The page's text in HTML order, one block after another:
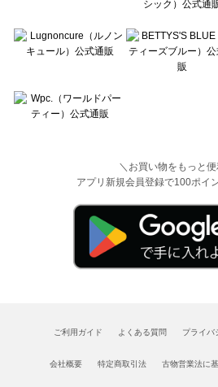
＼お買い物をもっと便
アプリ新規会員登録で100ポイ
ご利用ガイド よくある質問 プライバ
会社概要 特定商取引法 古物営業法に